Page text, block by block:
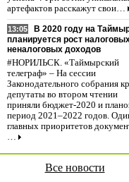
артефактов расскажут свои…
13:05
В 2020 году на
планируется рост
неналоговых доходов
#НОРИЛЬСК. «Таймырский
телеграф» – На сессии
Законодательного собрания
депутаты во втором чтении
приняли бюджет-2020 и
период 2021–2022 годов.
главных приоритетов
…
Все новости